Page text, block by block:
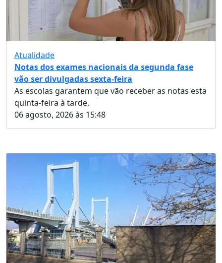
Atualidade
Notas dos exames nacionais da segunda fase
vão ser divulgadas sexta-feira
As escolas garantem que vão receber as notas esta
quinta-feira à tarde.
06 agosto, 2026 às 15:48